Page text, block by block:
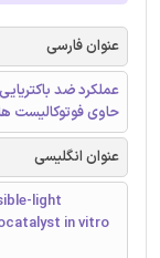
عنوان فارسی
عملکرد ضد
حاوی فوتوکالیست
عنوان انگلیسی
light
in vitro